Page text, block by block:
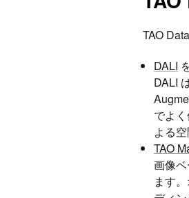
TAO
DALI
DALI
でよ
よる
TAO
画像
ます